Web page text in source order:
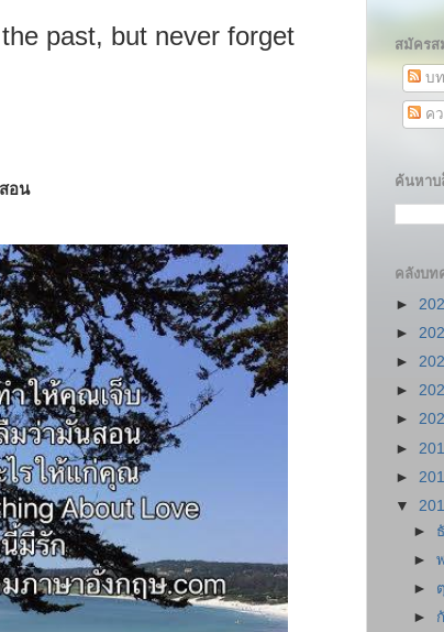
past, but never forget
อน
สมัครส
บท
คว
ค้นหาบ
คลังบท
►
►
►
►
►
►
►
▼
►
►
►
►